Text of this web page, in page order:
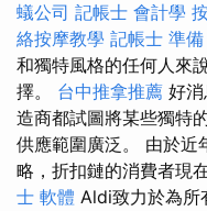
蟻公司 記帳士 會計學
絡按摩教學 記帳士 準
和獨特風格的任何人來
擇。 台中推拿推薦 好
造商都試圖將某些獨特
供應範圍廣泛。 由於近
略，折扣鏈的消費者現
士 軟體 Aldi致力於為所